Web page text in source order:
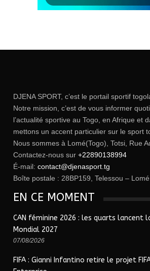
DJENA SPORT, c’est le portail sportif
Notre mission, c’est de vous informer
l’actualité sportive au Togo, en Afrique et
mettons un accent particulier sur le sport
Nous sommes à Lomé(Togo), Totsi, Rue
Contactez-nous sur +22890138994
É-mail: contact@djenasport.tg
Boîte postale : 28BP159, Telessou – Lomé
EN CE MOMENT
CAN féminine 2026 : les quarts lancent
Mondial 2027
07/08/2026
FIFA : Gianni Infantino retire le projet